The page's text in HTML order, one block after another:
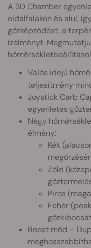
A 3D Chamber
oldalfalakon és alul,
gőzképződést, a
ízélményt.
Valós idejű
teljesítmény
Joystick Carb
egyenletes
Négy
élmény:
Kék
Zöld
Piros
Fehér
Boost mód –